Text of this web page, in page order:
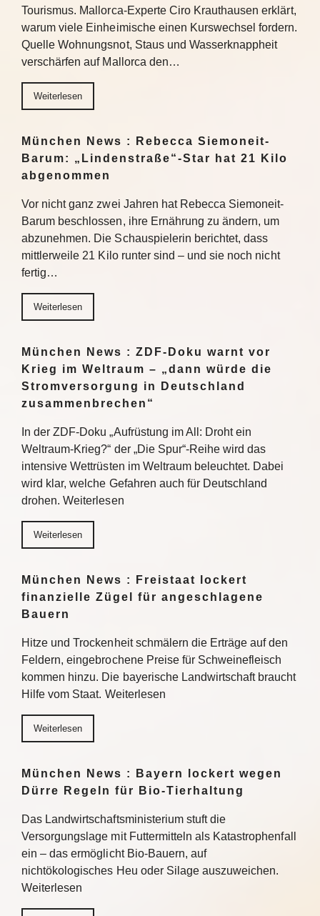
Tourismus. Mallorca-Experte Ciro Krauthausen erklärt,
warum viele Einheimische einen Kurswechsel fordern.
Quelle Wohnungsnot, Staus und Wasserknappheit
verschärfen auf Mallorca den…
Weiterlesen
München News : Rebecca Siemoneit-
Barum: „Lindenstraße“-Star hat 21 Kilo
abgenommen
Vor nicht ganz zwei Jahren hat Rebecca Siemoneit-
Barum beschlossen, ihre Ernährung zu ändern, um
abzunehmen. Die Schauspielerin berichtet, dass
mittlerweile 21 Kilo runter sind – und sie noch nicht
fertig…
Weiterlesen
München News : ZDF-Doku warnt vor
Krieg im Weltraum – „dann würde die
Stromversorgung in Deutschland
zusammenbrechen“
In der ZDF-Doku „Aufrüstung im All: Droht ein
Weltraum-Krieg?“ der „Die Spur“-Reihe wird das
intensive Wettrüsten im Weltraum beleuchtet. Dabei
wird klar, welche Gefahren auch für Deutschland
drohen. Weiterlesen
Weiterlesen
München News : Freistaat lockert
finanzielle Zügel für angeschlagene
Bauern
Hitze und Trockenheit schmälern die Erträge auf den
Feldern, eingebrochene Preise für Schweinefleisch
kommen hinzu. Die bayerische Landwirtschaft braucht
Hilfe vom Staat. Weiterlesen
Weiterlesen
München News : Bayern lockert wegen
Dürre Regeln für Bio-Tierhaltung
Das Landwirtschaftsministerium stuft die
Versorgungslage mit Futtermitteln als Katastrophenfall
ein – das ermöglicht Bio-Bauern, auf
nichtökologisches Heu oder Silage auszuweichen.
Weiterlesen